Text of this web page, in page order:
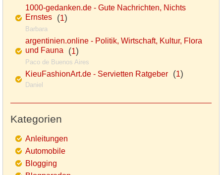
1000-gedanken.de - Gute Nachrichten, Nichts
Ernstes (1)
Barbara
argentinien.online - Politik, Wirtschaft, Kultur, Flora
und Fauna (1)
Paco de Buenos Aires
KieuFashionArt.de - Servietten Ratgeber (1)
Daniel
Kategorien
Anleitungen
Automobile
Blogging